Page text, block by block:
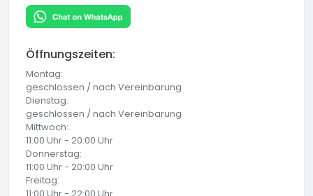
Öffnungszeiten:
Montag:
geschlossen / nach Vereinbarung
Dienstag:
geschlossen / nach Vereinbarung
Mittwoch:
11:00 Uhr - 20:00 Uhr
Donnerstag:
11:00 Uhr - 20:00 Uhr
Freitag: